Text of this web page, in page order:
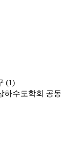
(1)
하수도학회 공동